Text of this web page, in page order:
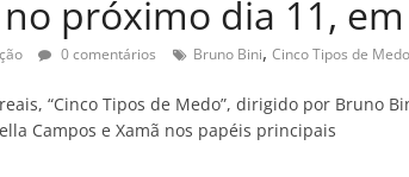
próximo dia 11,
0 comentários Bruno Bini, Cinco Tipos de Medo
“Cinco Tipos de Medo”, dirigido por Bruno
Campos e Xamã nos papéis principais